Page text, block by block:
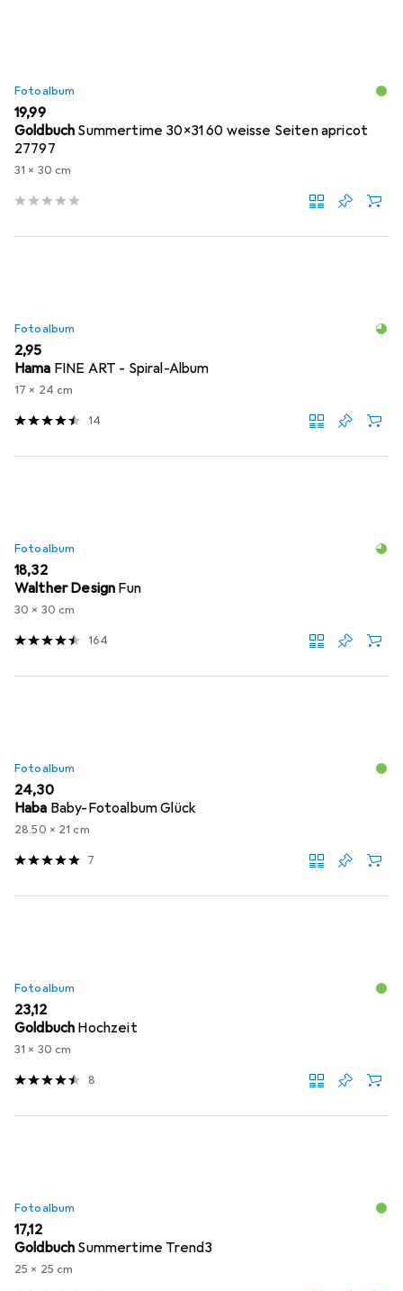
Fotoalbum
EUR
19,99
Goldbuch Summertime 30x31 60 weisse Seiten apricot
27797
31 x 30 cm
Fotoalbum
EUR
2,95
Hama FINE ART - Spiral-Album
17 x 24 cm
14
Fotoalbum
EUR
18,32
Walther Design Fun
30 x 30 cm
164
Fotoalbum
EUR
24,30
Haba Baby-Fotoalbum Glück
28.50 x 21 cm
7
Fotoalbum
EUR
23,12
Goldbuch Hochzeit
31 x 30 cm
8
Fotoalbum
EUR
17,12
Goldbuch Summertime Trend3
25 x 25 cm